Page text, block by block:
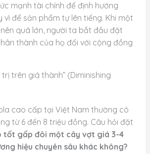
mạnh tài chính để định hướng
vì để sản phẩm tự lên tiếng. Khi một
quá lớn, người ta bắt đầu đặt
thành của họ đối với cộng đồng
trị trên giá thành” (Diminishing
cao cấp tại Việt Nam thường có
từ 6 đến 8 triệu đồng. Câu hỏi đặt
tốt gấp đôi một cây vợt giá 3-4
hiệu chuyên sâu khác không?